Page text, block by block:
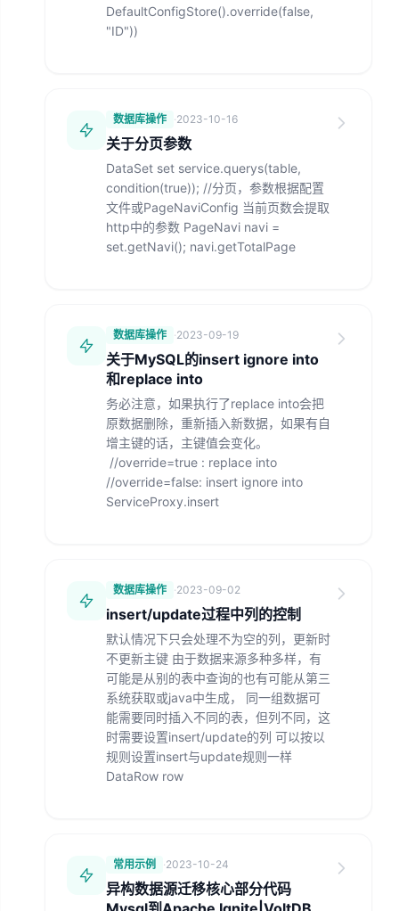
DefaultConfigStore().override(false,
"ID"))
数据库操作 ·2023-10-16
关于分页参数
DataSet set service.querys(table,
condition(true)); //分页，参数根据配置
文件或PageNaviConfig 当前页数会提取
http中的参数 PageNavi navi =
set.getNavi(); navi.getTotalPage
数据库操作 ·2023-09-19
关于MySQL的insert ignore into
和replace into
务必注意，如果执行了replace into会把
原数据删除，重新插入新数据，如果有自
增主键的话，主键值会变化。
//override=true : replace into
//override=false: insert ignore into
ServiceProxy.insert
数据库操作 ·2023-09-02
insert/update过程中列的控制
默认情况下只会处理不为空的列，更新时
不更新主键 由于数据来源多种多样，有
可能是从别的表中查询的也有可能从第三
系统获取或java中生成， 同一组数据可
能需要同时插入不同的表，但列不同，这
时需要设置insert/update的列 可以按以
规则设置insert与update规则一样
DataRow row
常用示例 ·2023-10-24
异构数据源迁移核心部分代码